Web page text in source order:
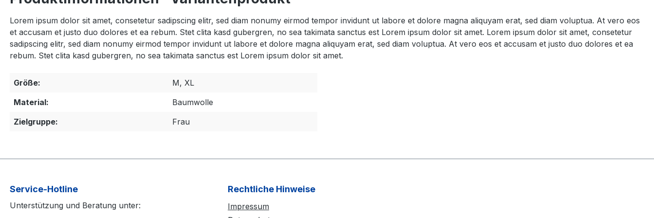
Lorem ipsum dolor sit amet, consetetur sadipscing elitr, sed diam nonumy eirmod tempor invidunt ut labore et dolore magna aliquyam erat, sed diam voluptua. At vero eos
et accusam et justo duo dolores et ea rebum. Stet clita kasd gubergren, no sea takimata sanctus est Lorem ipsum dolor sit amet. Lorem ipsum dolor sit amet, consetetur
sadipscing elitr, sed diam nonumy eirmod tempor invidunt ut labore et dolore magna aliquyam erat, sed diam voluptua. At vero eos et accusam et justo duo dolores et ea
rebum. Stet clita kasd gubergren, no sea takimata sanctus est Lorem ipsum dolor sit amet.
Größe:
M, XL
Material:
Baumwolle
Zielgruppe:
Frau
Service-Hotline
Unterstützung und Beratung unter:
Rechtliche Hinweise
Impressum